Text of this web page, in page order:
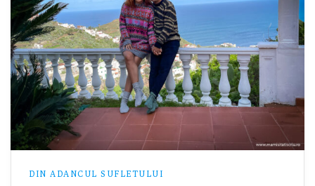
DIN ADANCUL SUFLETULUI